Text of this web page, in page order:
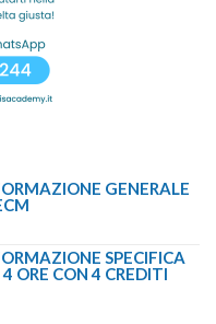
GENERALE
SPECIFICA
ORE CON 4 CREDITI